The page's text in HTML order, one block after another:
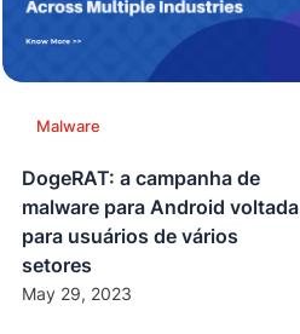
Malware
DogeRAT: a campanha de
malware para Android voltada
para usuários de vários
setores
May 29, 2023